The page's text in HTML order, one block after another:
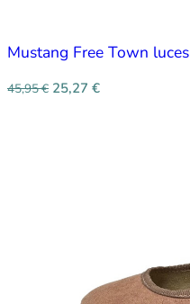
Mustang Free Town luces
45,95€ 25,27 €